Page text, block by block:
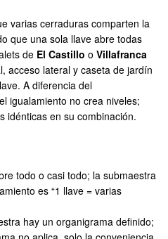
varias cerraduras comparten la
que una sola llave abre todas
de El Castillo oVillafranca
acceso lateral y caseta de jardín
A diferencia del
igualamiento no crea niveles;
idénticas en su combinación.
todo o casi todo; la submaestra
es “1 llave = varias
hay un organigrama definido;